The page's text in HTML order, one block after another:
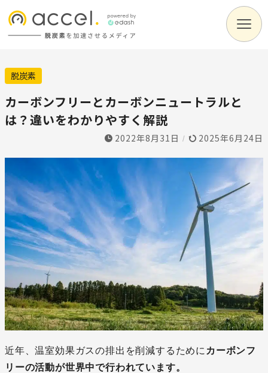
脱炭素
カーボンフリーとカーボンニュートラルと
は？違いをわかりやすく解説
2022年8月31日 / 2025年6月24日
近年、温室効果ガスの排出を削減するために カーボンフ
リーの活動が世界中で行われています。